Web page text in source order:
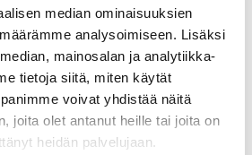
median ominaisuuksien
analysoimiseen. Lisäksi
mainosalan ja analytiikka-
tietoja siitä, miten käytät
voivat yhdistää näitä
joita olet antanut heille tai joita on
heidän palvelujaan.
rakennusvalvonnan maksut
voimassa 30.5.2025 asti.
uudet rakennusvalvonnan
1.6.2025 alkaen.
vahvistaa taksan mukaisen
yhteydessä.